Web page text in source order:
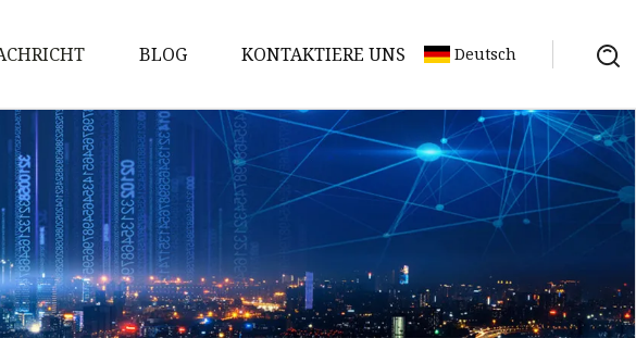
BLOG KONTAKTIERE UNS Deutsch